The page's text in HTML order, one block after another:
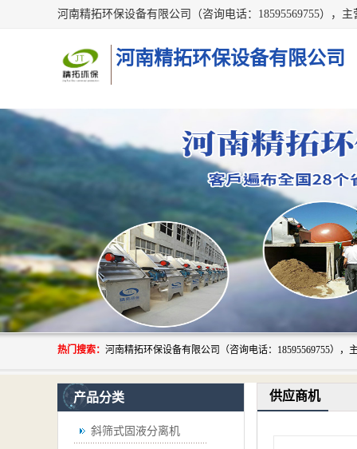
河南精拓环保设备有限公司
热门搜索：
产品分类
斜筛式固液分离机
供应商机